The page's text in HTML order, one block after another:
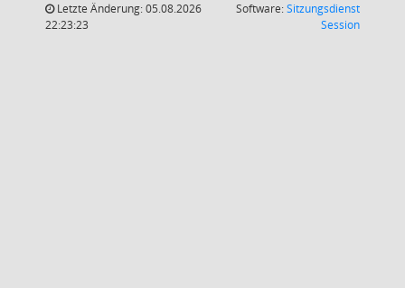
Letzte Änderung: 05.08.2026
22:23:23
Software:Sitzungsdienst
Session(Wird in